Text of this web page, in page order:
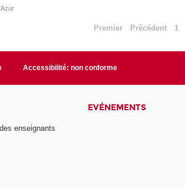
Premier Précédent 1
Accessibilité: non conforme
enseignants
EVÉNEMENTS